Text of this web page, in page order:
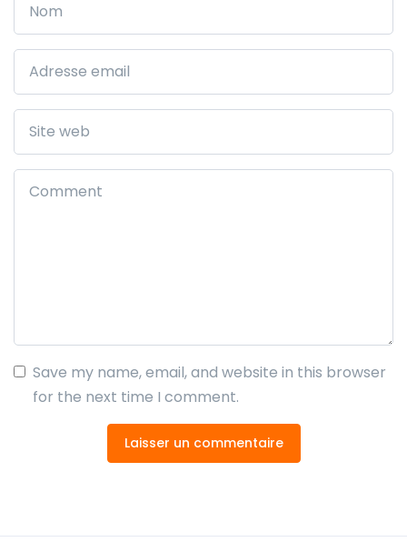
Save my name, email, and website in this browser
for the next time I comment.